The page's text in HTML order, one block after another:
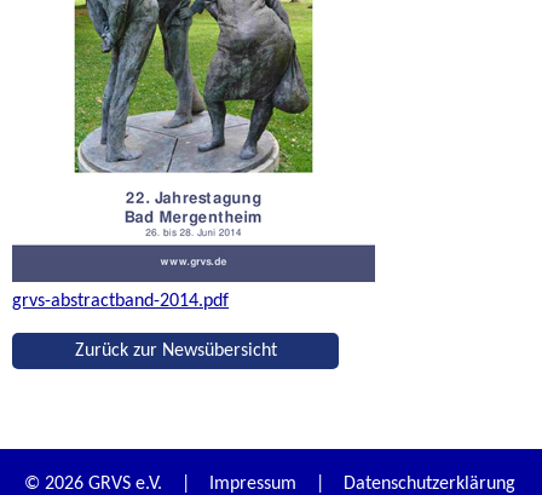
grvs-abstractband-2014.pdf
Zurück zur Newsübersicht
© 2026 GRVS e.V. | Impressum Datenschutzerklärung